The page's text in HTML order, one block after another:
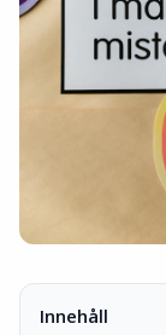
Innehåll